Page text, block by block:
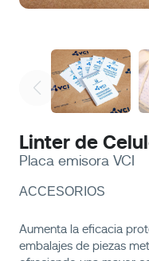
Linter de
Placa emisora ​​VCI
ACCESORIOS
Aumenta la eficacia
embalajes de piezas